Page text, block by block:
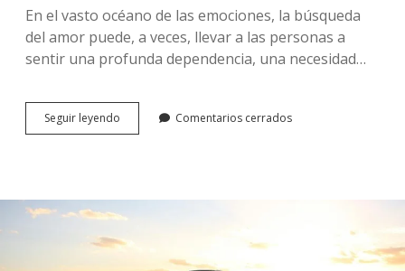
En el vasto océano de las emociones, la búsqueda
del amor puede, a veces, llevar a las personas a
sentir una profunda dependencia, una necesidad…
Seguir leyendo
Rol
en
la
Emocional:
Comentarios cerrados